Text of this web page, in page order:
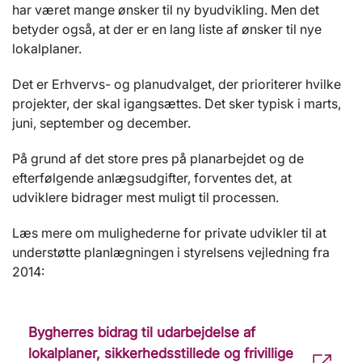
har været mange ønsker til ny byudvikling. Men det
betyder også, at der er en lang liste af ønsker til nye
lokalplaner.
Det er Erhvervs- og planudvalget, der prioriterer hvilke
projekter, der skal igangsættes. Det sker typisk i marts,
juni, september og december.
På grund af det store pres på planarbejdet og de
efterfølgende anlægsudgifter, forventes det, at
udviklere bidrager mest muligt til processen.
Læs mere om mulighederne for private udvikler til at
understøtte planlægningen i styrelsens vejledning fra
2014:
Bygherres bidrag til udarbejdelse af
lokalplaner, sikkerhedsstillede og frivillige